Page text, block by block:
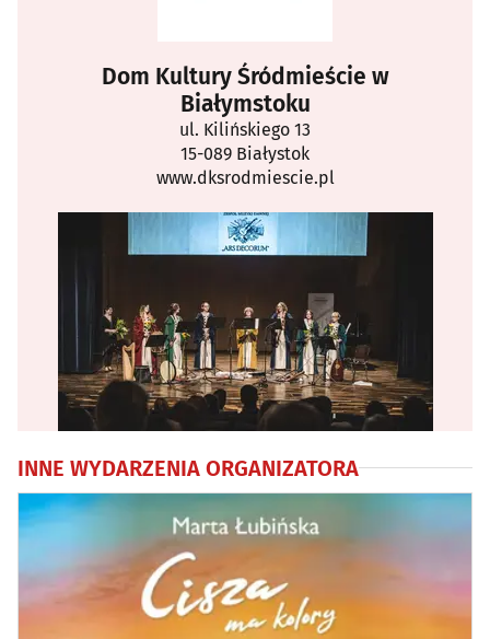
Dom Kultury Śródmieście w
Białymstoku
ul. Kilińskiego 13
15-089 Białystok
www.dksrodmiescie.pl
INNE WYDARZENIA ORGANIZATORA